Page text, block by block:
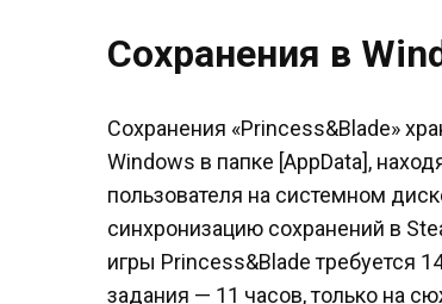
Сохранения в
Сохранения «Princess&Blade»
Windows в папке [AppData],
пользователя на системном
синхронизацию сохранений в
игры Princess&Blade требуется
задания — 11 часов, только на